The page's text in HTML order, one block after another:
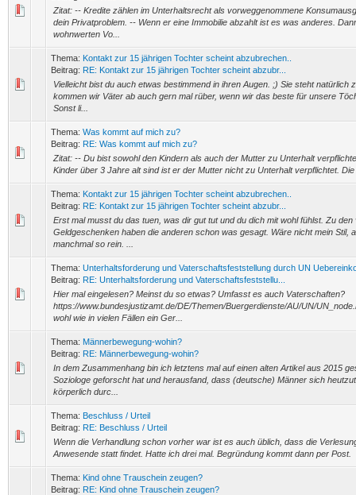
Zitat: -- Kredite zählen im Unterhaltsrecht als vorweggenommene
dein Privatproblem. -- Wenn er eine Immobilie abzahlt ist es was anderes.
wohnwerten Vo...
Thema: Kontakt zur 15 jährigen Tochter scheint abzubrechen..
Beitrag: RE: Kontakt zur 15 jährigen Tochter scheint abzubr...
Vielleicht bist du auch etwas bestimmend in ihren Augen. ;) Sie steht natürlich
kommen wir Väter ab auch gern mal rüber, wenn wir das beste für unsere
Sonst li...
Thema: Was kommt auf mich zu?
Beitrag: RE: Was kommt auf mich zu?
Zitat: -- Du bist sowohl den Kindern als auch der Mutter zu Unterhalt
Kinder über 3 Jahre alt sind ist er der Mutter nicht zu Unterhalt verpflichtet.
Thema: Kontakt zur 15 jährigen Tochter scheint abzubrechen..
Beitrag: RE: Kontakt zur 15 jährigen Tochter scheint abzubr...
Erst mal musst du das tuen, was dir gut tut und du dich mit wohl fühlst. Zu den
Geldgeschenken haben die anderen schon was gesagt. Wäre nicht mein Stil,
manchmal so rein. ...
Thema: Unterhaltsforderung und Vaterschaftsfeststellung durch UN
Beitrag: RE: Unterhaltsforderung und Vaterschaftsfeststellu...
Hier mal eingelesen? Meinst du so etwas? Umfasst es auch Vaterschaften?
https://www.bundesjustizamt.de/DE/Themen/Buergerdienste/AU/UN/
wohl wie in vielen Fällen ein Ger...
Thema: Männerbewegung-wohin?
Beitrag: RE: Männerbewegung-wohin?
In dem Zusammenhang bin ich letztens mal auf einen alten Artikel aus 2015
Soziologe geforscht hat und herausfand, dass (deutsche) Männer sich
körperlich durc...
Thema: Beschluss / Urteil
Beitrag: RE: Beschluss / Urteil
Wenn die Verhandlung schon vorher war ist es auch üblich, dass die
Anwesende statt findet. Hatte ich drei mal. Begründung kommt dann per Post.
Thema: Kind ohne Trauschein zeugen?
Beitrag: RE: Kind ohne Trauschein zeugen?